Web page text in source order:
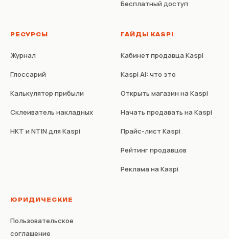
Бесплатный доступ
РЕСУРСЫ
Журнал
Глоссарий
Калькулятор прибыли
Склеиватель накладных
НКТ и NTIN для Kaspi
ГАЙДЫ KASPI
Кабинет продавца Kaspi
Kaspi AI: что это
Открыть магазин на Kaspi
Начать продавать на Kaspi
Прайс-лист Kaspi
Рейтинг продавцов
Реклама на Kaspi
ЮРИДИЧЕСКИЕ
Пользовательское
соглашение